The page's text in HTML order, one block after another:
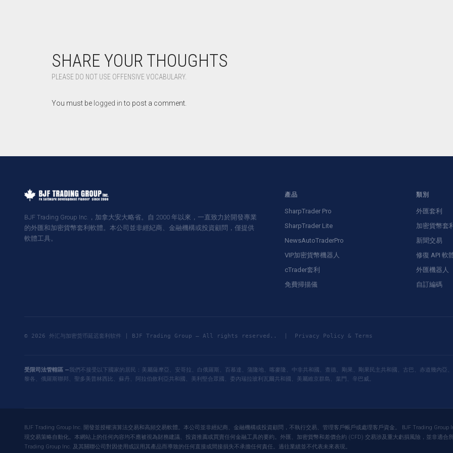
SHARE YOUR THOUGHTS
PLEASE DO NOT USE OFFENSIVE VOCABULARY.
You must be logged into post a comment.
BJF Trading Group Inc.，加拿大安大略省。自 2000 年以來，一直致力於開發專業
的外匯和加密貨幣套利軟體。本公司並非經紀商、金融機構或投資顧問，僅提供
軟體工具。
產品
SharpTrader Pro
SharpTrader Lite
NewsAutoTraderPro
VIP加密貨幣機器人
cTrader套利
免費掃描儀
類別
外匯套利
加密貨幣套
新聞交易
修復 API 軟
外匯機器人
自訂編碼
© 2026 外汇与加密货币延迟套利软件 | BJF Trading Group — All rights reserved.. | Privacy Policy & Terms
受限司法管轄區 —我們不接受以下國家的居民：美屬薩摩亞、安哥拉、白俄羅斯、百慕達、蒲隆地、喀麥隆、中非共和國、查德、剛果、剛果民主共和國、古巴、赤道幾內亞
黎各、俄羅斯聯邦、聖多美普林西比、蘇丹、阿拉伯敘利亞共和國、美利堅合眾國、委內瑞拉玻利瓦爾共和國、美屬維京群島、葉門、辛巴威。
BJF Trading Group Inc. 開發並授權演算法交易和高頻交易軟體。本公司並非經紀商、金融機構或投資顧問，不執行交易、管理客戶帳戶或處理客戶資金。 BJF Trading
現交易策略自動化。本網站上的任何內容均不應被視為財務建議、投資推薦或買賣任何金融工具的要約。外匯、加密貨幣和差價合約 (CFD) 交易涉及重大虧損風險，並非適
Trading Group Inc. 及其關聯公司對因使用或誤用其產品而導致的任何直接或間接損失不承擔任何責任。過往業績並不代表未來表現。